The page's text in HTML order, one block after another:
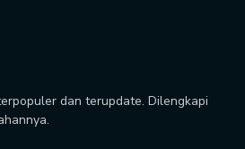
dan terupdate. Dilengkapi